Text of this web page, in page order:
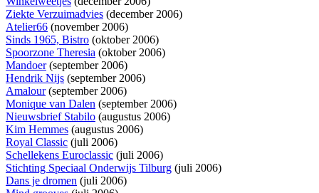
Ziekte Verzuimadvies (december 2006)
Atelier66 (november 2006)
Sinds 1965, Bistro (oktober 2006)
Spoorzone Theresia (oktober 2006)
Mandoer(september 2006)
Hendrik Nijs (september 2006)
Amalour(september 2006)
Monique van Dalen (september 2006)
Nieuwsbrief Stabilo (augustus 2006)
Kim Hemmes (augustus 2006)
Royal Classic (juli 2006)
Schellekens Euroclassic (juli 2006)
Stichting Speciaal Onderwijs Tilburg (juli 2006)
Dans je dromen (juli 2006)